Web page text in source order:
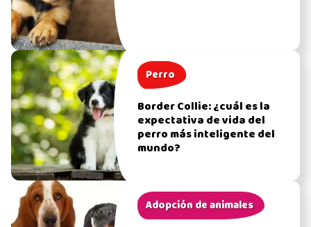
Perro
Border Collie: ¿cuál es la
expectativa de vida del
perro más inteligente del
mundo?
Adopción de animales